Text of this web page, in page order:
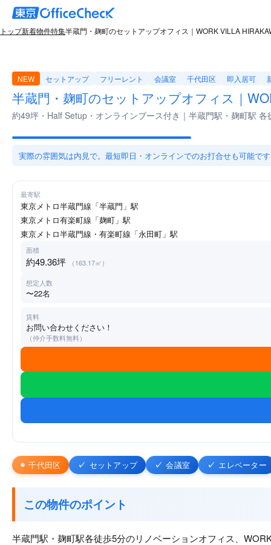
トップ新着物件特集半蔵門・麹町のセットアップオフィス｜WORK VILLA
NEW セットアップ フリーレント 会議室 千代田区 即入居可
半蔵門・麹町のセットアップオフィス｜
約49坪・Half Setup・オンラインブース付き｜半蔵門駅・麹町駅 各
実際の雰囲気は内見で。最短即日・オンラインでのお打合せも可能で
最寄駅
東京メトロ半蔵門線「半蔵門」駅
東京メトロ有楽町線「麹町」駅
東京メトロ半蔵門線・有楽町線「永田町」駅
面積
約49.36坪 （163.17㎡）
想定人数
〜22名
賃料
お問い合わせください！
（仲介手数料無料）
千代田区 セットアップ 会議室 エレベーター
この物件のポイント
半蔵門駅・麹町駅各徒歩5分のリノベーションオフィス、